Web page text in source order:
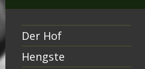
Der Hof
Hengste